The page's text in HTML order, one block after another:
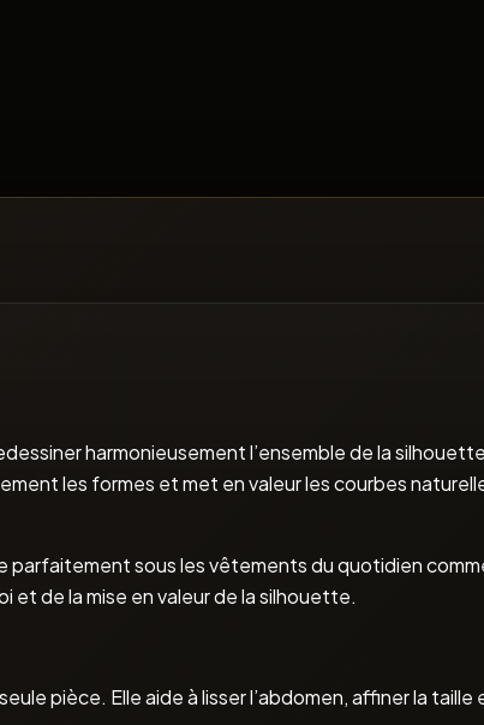
harmonieusement l’ensemble de la
les formes et met en valeur les courbes
sous les vêtements du quotidien
et de la mise en valeur de la silhouette.
pièce. Elle aide à lisser l’abdomen, affiner la taille